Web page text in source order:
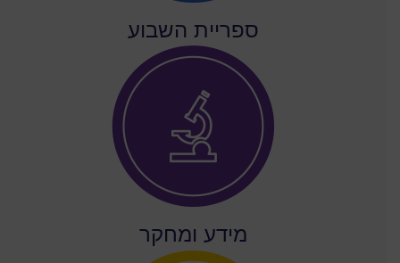
ספריית השבוע
מידע ומחקר